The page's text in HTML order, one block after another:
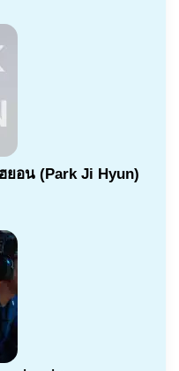
ยอน (Park Ji Hyun)